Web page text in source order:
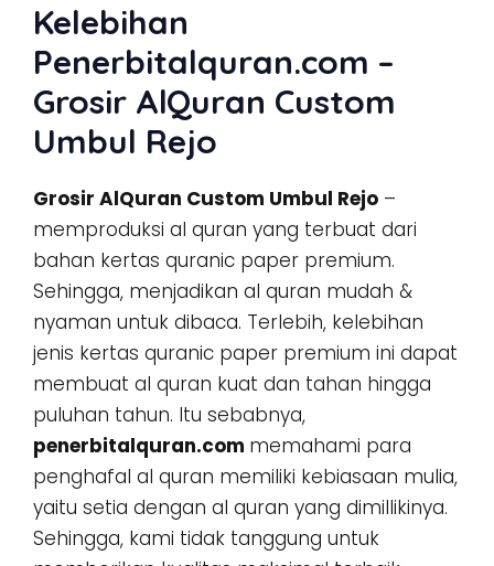
Kelebihan
Penerbitalquran.com –
Grosir AlQuran Custom
Umbul Rejo
Grosir AlQuran Custom Umbul Rejo –
memproduksi al quran yang terbuat dari
bahan kertas quranic paper premium.
Sehingga, menjadikan al quran mudah &
nyaman untuk dibaca. Terlebih, kelebihan
jenis kertas quranic paper premium ini dapat
membuat al quran kuat dan tahan hingga
puluhan tahun. Itu sebabnya,
penerbitalquran.com memahami para
penghafal al quran memiliki kebiasaan mulia,
yaitu setia dengan al quran yang dimillikinya.
Sehingga, kami tidak tanggung untuk